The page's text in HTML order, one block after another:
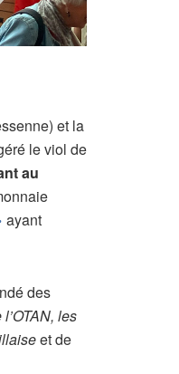
et la
le viol de
au
ayant
des
les
et de